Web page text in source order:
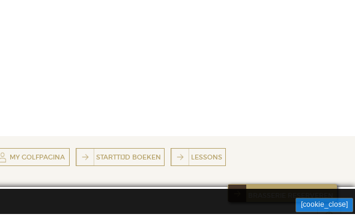
[cookie_close]
MY GOLFPAGINA STARTTIJD BOEKEN LESSONS